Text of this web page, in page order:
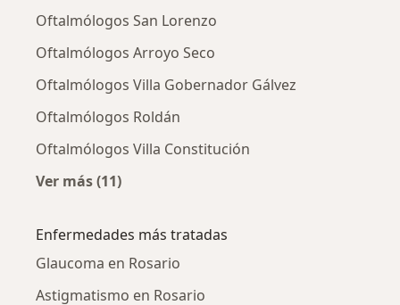
Oftalmólogos San Lorenzo
Oftalmólogos Arroyo Seco
Oftalmólogos Villa Gobernador Gálvez
Oftalmólogos Roldán
Oftalmólogos Villa Constitución
Ver más (11)
Enfermedades más tratadas
Glaucoma en Rosario
Astigmatismo en Rosario